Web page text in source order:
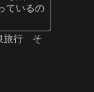
ているの
旅行 そ